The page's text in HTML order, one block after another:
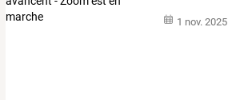
1 nov. 2025